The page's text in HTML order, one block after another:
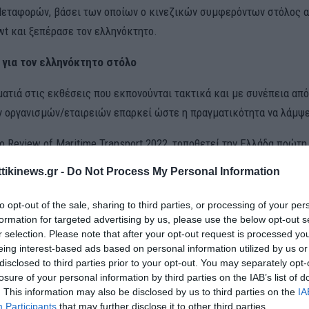
- Do Not Process My Personal Information
opt-out of the sale, sharing to third parties, or processing of your
for targeted advertising by us, please use the below opt-out
selection. Please note that after your opt-out request is processed
interest-based ads based on personal information utilized by us
to third parties prior to your opt-out. You may separately
of your personal information by third parties on the IAB’s list of
This information may also be disclosed by us to third parties on the
Participants that may further disclose it to other third parties.
βάσει των οποίων ο κινεζικών συμφερόντων στόλος
και ξεπέρασε τον ελληνόκτητο.
τον ελληνόκτητο στόλο
στις εκθέσεις που εκπονούνται τακτικά και με συνέπεια
οργανισμών/εταιρειών επαρκεί ώστε η πραγματικότητα να
Review of Maritime Transport 2022, τοποθετεί την Ελλάδα
από ένα έτος πριν ήταν πάνω από 100 εκατ. dwt. Πέραν
μειώνουν το μέγεθος του κινεζικών συμφερόντων στόλου
καθώς κάνουν λόγο για στόλο χωρητικότητας 249,2 εκατ. dwt.
σημειώνει ότι μόνο οι 78 ελληνόκτητες εταιρείες που
του 1 εκατ. dwt σε όρους χωρητικότητας διαχειρίζονται
364,3 εκατ. dwt.